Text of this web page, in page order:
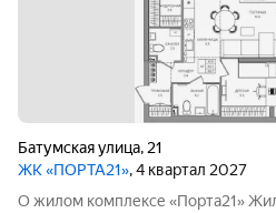
Батумская улица, 21
ЖК «ПОРТА21», 4 квартал 2027
О жилом комплексе «Порта21»